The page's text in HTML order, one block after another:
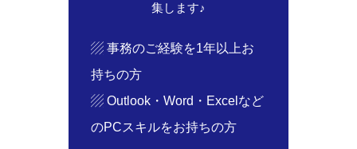
集します♪
▨ 事務のご経験を1年以上お
持ちの方
▨ Outlook・Word・Excelなど
のPCスキルをお持ちの方